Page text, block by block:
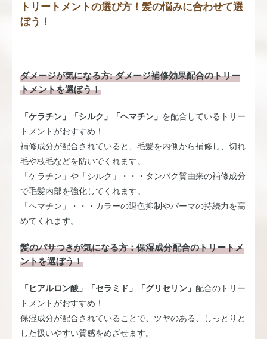
トリートメントの選び方！髪の悩みに合わせて選
ぼう！
ダメージが気になる方: ダメージ補修効果配合のトリー
トメントを選ぼう！
「ケラチン」「シルク」「ヘマチン」 を配合しているトリー
トメントがおすすめ！
補修成分が配合されていると、毛髪を内側から補修し、切れ
毛や枝毛などを防いでくれます。
「ケラチン」や「シルク」・・・タンパク質由来の補修成分
で毛髪内部を強化してくれます。
「ヘマチン」・・・カラーの退色抑制やパーマの持続力を高
めてくれます。
髪のパサつきが気になる方：保湿成分配合のトリートメ
ントを選ぼう！
「ヒアルロン酸」「セラミド」「グリセリン」 配合のトリー
トメントがおすすめ！
保湿成分が配合されていることで、ツヤのある、しっとりと
した扱いやすい質感をめざせます。